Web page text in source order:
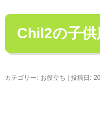
Chil2の子
カテゴリー: お役立ち | 投稿日: